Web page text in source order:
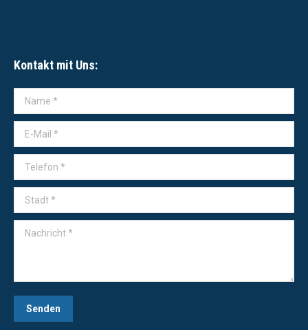
Kontakt mit Uns:
Name *
E-Mail *
Telefon *
Stadt *
Nachricht *
Senden